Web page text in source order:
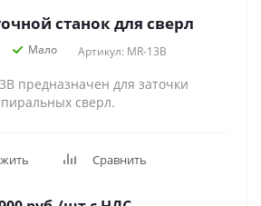
станок для сверл
Мало Артикул: MR-13B
предназначен для заточки
сверл.
Сравнить